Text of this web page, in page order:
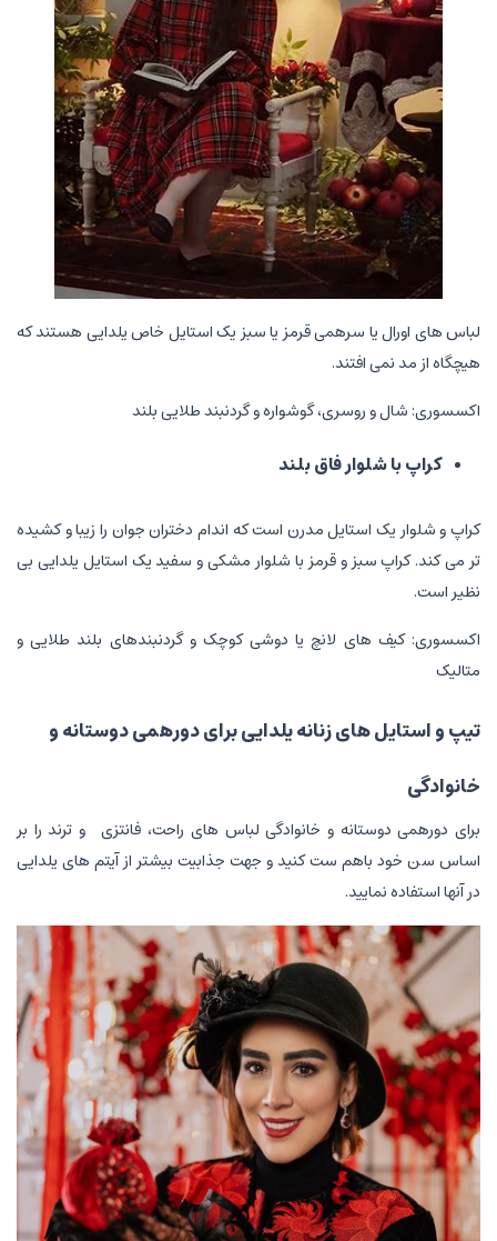
لباس های اورال یا سرهمی قرمز یا سبز یک استایل خاص یلدایی هستند که
هیچگاه از مد نمی افتند.
اکسسوری: شال و روسری، گوشواره و گردنبند طلایی بلند
کراپ با شلوار فاق بلند
کراپ و شلوار یک استایل مدرن است که اندام دختران جوان را زیبا و کشیده
تر می کند. کراپ سبز و قرمز با شلوار مشکی و سفید یک استایل یلدایی بی
نظیر است.
اکسسوری: کیف های لانچ یا دوشی کوچک و گردنبندهای بلند طلایی و
متالیک
تیپ و استایل های زنانه یلدایی برای دورهمی دوستانه و
خانوادگی
برای دورهمی دوستانه و خانوادگی لباس های راحت، فانتزی و ترند را بر
اساس سن خود باهم ست کنید و جهت جذابیت بیشتر از آیتم های یلدایی
در آنها استفاده نمایید.